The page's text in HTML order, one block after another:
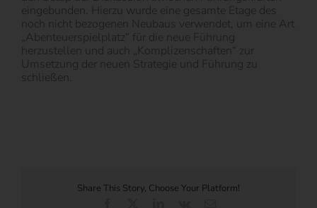
eingebunden. Hierzu wurde eine gesamte Etage des
noch nicht bezogenen Neubaus verwendet, um eine Art
„Abenteuerspielplatz“ für die neue Führung
herzustellen und auch „Komplizenschaften“ zur
Umsetzung der neuen Strategie und Führung zu
schließen.
Share This Story, Choose Your Platform!